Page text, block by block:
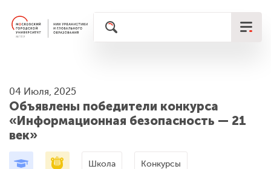
04 Июля, 2025
Объявлены победители конкурса
«Информационная безопасность — 21
век»
Школа Конкурсы